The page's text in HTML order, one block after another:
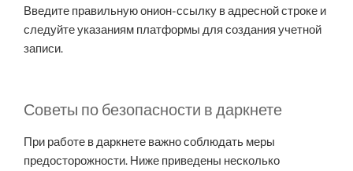
Введите правильную онион-ссылку в адресной строке и
следуйте указаниям платформы для создания учетной
записи.
Советы по безопасности в даркнете
При работе в даркнете важно соблюдать меры
предосторожности. Ниже приведены несколько